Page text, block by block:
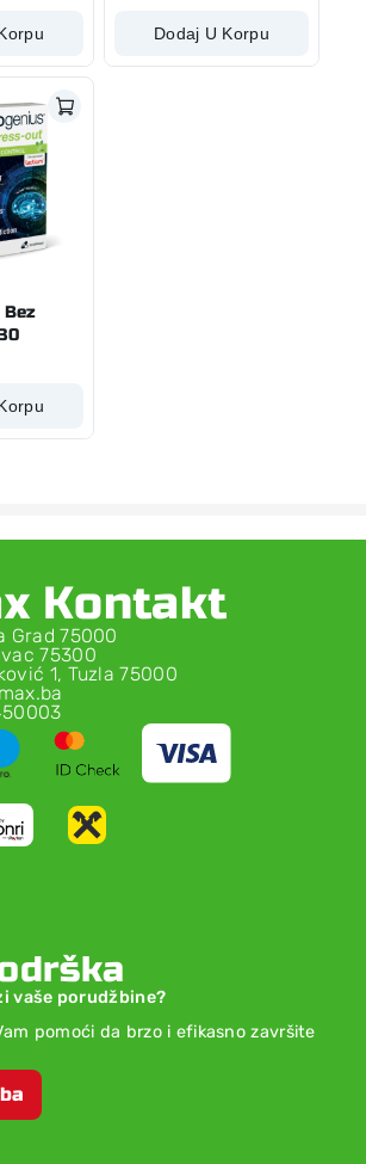
Dodaj U Korpu
Kontakt
Grad 75000
75300
1, Tuzla 75000
vaše porudžbine?
pomoći da brzo i efikasno završite